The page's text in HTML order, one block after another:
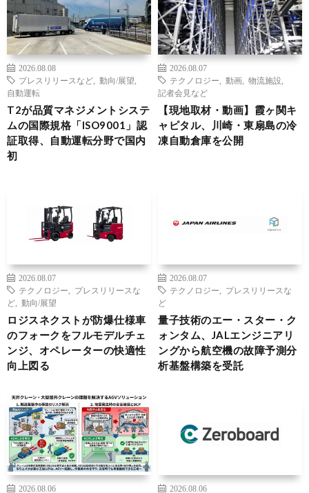
2026.08.08
プレスリリースなど
動向/展望
自動運転
T2が品質マネジメントシステ
ムの国際規格「ISO9001」認
証取得、自動運転分野で国内
初
2026.08.07
テクノロジー
動画 物流施設
記者会見など
【現地取材・動画】霞ヶ関キ
ャピタル、川崎・東扇島の冷
凍自動倉庫を公開
2026.08.07
テクノロジー
プレスリリースな
ど
動向/展望
ロジスネクストが防爆仕様車
のフォークをフルモデルチェ
ンジ、オペレーターの快適性
向上図る
2026.08.07
テクノロジー
プレスリリースな
ど
量子技術のエー・スター・ク
ォンタム、JALエンジニアリ
ングから航空機の故障予測分
析基盤構築を受託
2026.08.06
2026.08.06